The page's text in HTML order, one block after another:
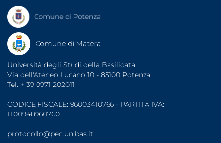
Sportello di Ascolto
Organizzazioni Sindacali
Note legali
Protezione dati
Accessibilità
Università degli Studi della Basilicata
Via dell'Ateneo Lucano 10 - 85100 Potenza
Tel. + 39 0971 202011
CODICE FISCALE: 96003410766 - PARTITA IVA:
IT00948960760
protocollo@pec.unibas.it